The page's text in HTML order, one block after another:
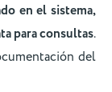
en el sistema,
para consultas.
del